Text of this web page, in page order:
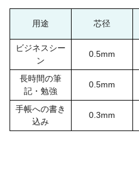
用途 芯径
ビジネスシー
ン
0.5mm
長時間の筆
記・勉強
0.5mm
手帳への書き
込み
0.3mm